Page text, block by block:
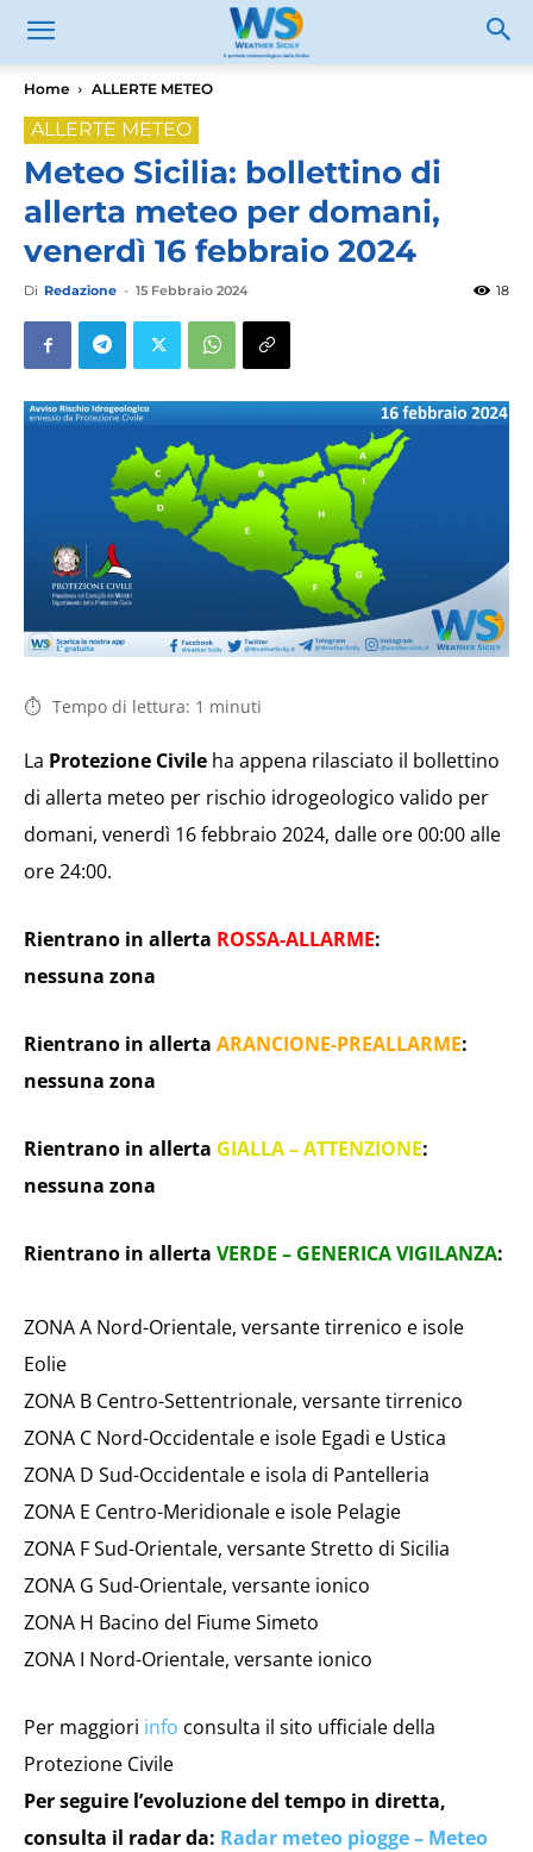
Home ALLERTE METEO
ALLERTE METEO
Meteo Sicilia: bollettino di
allerta meteo per domani,
venerdì 16 febbraio 2024
Di Redazione - 15 Febbraio 2024 18
Tempo di lettura: 1 minuti
La Protezione Civile ha appena rilasciato il bollettino
di allerta meteo per rischio idrogeologico valido per
domani, venerdì 16 febbraio 2024, dalle ore 00:00 alle
ore 24:00.
Rientrano in allerta ROSSA-ALLARME:
nessuna zona
Rientrano in allerta ARANCIONE-PREALLARME:
nessuna zona
Rientrano in allerta GIALLA – ATTENZIONE:
nessuna zona
Rientrano in allerta VERDE – GENERICA VIGILANZA:
ZONA A Nord-Orientale, versante tirrenico e isole
Eolie
ZONA B Centro-Settentrionale, versante tirrenico
ZONA C Nord-Occidentale e isole Egadi e Ustica
ZONA D Sud-Occidentale e isola di Pantelleria
ZONA E Centro-Meridionale e isole Pelagie
ZONA F Sud-Orientale, versante Stretto di Sicilia
ZONA G Sud-Orientale, versante ionico
ZONA H Bacino del Fiume Simeto
ZONA I Nord-Orientale, versante ionico
Per maggiori info consulta il sito ufficiale della
Protezione Civile
Per seguire l’evoluzione del tempo in diretta,
consulta il radar da: Radar meteo piogge – Meteo